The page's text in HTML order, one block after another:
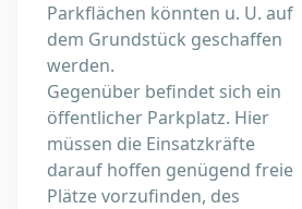
Parkflächen könnten u. U. auf
dem Grundstück geschaffen
werden.
Gegenüber befindet sich ein
öffentlicher Parkplatz. Hier
müssen die Einsatzkräfte
darauf hoffen genügend freie
Plätze vorzufinden, des